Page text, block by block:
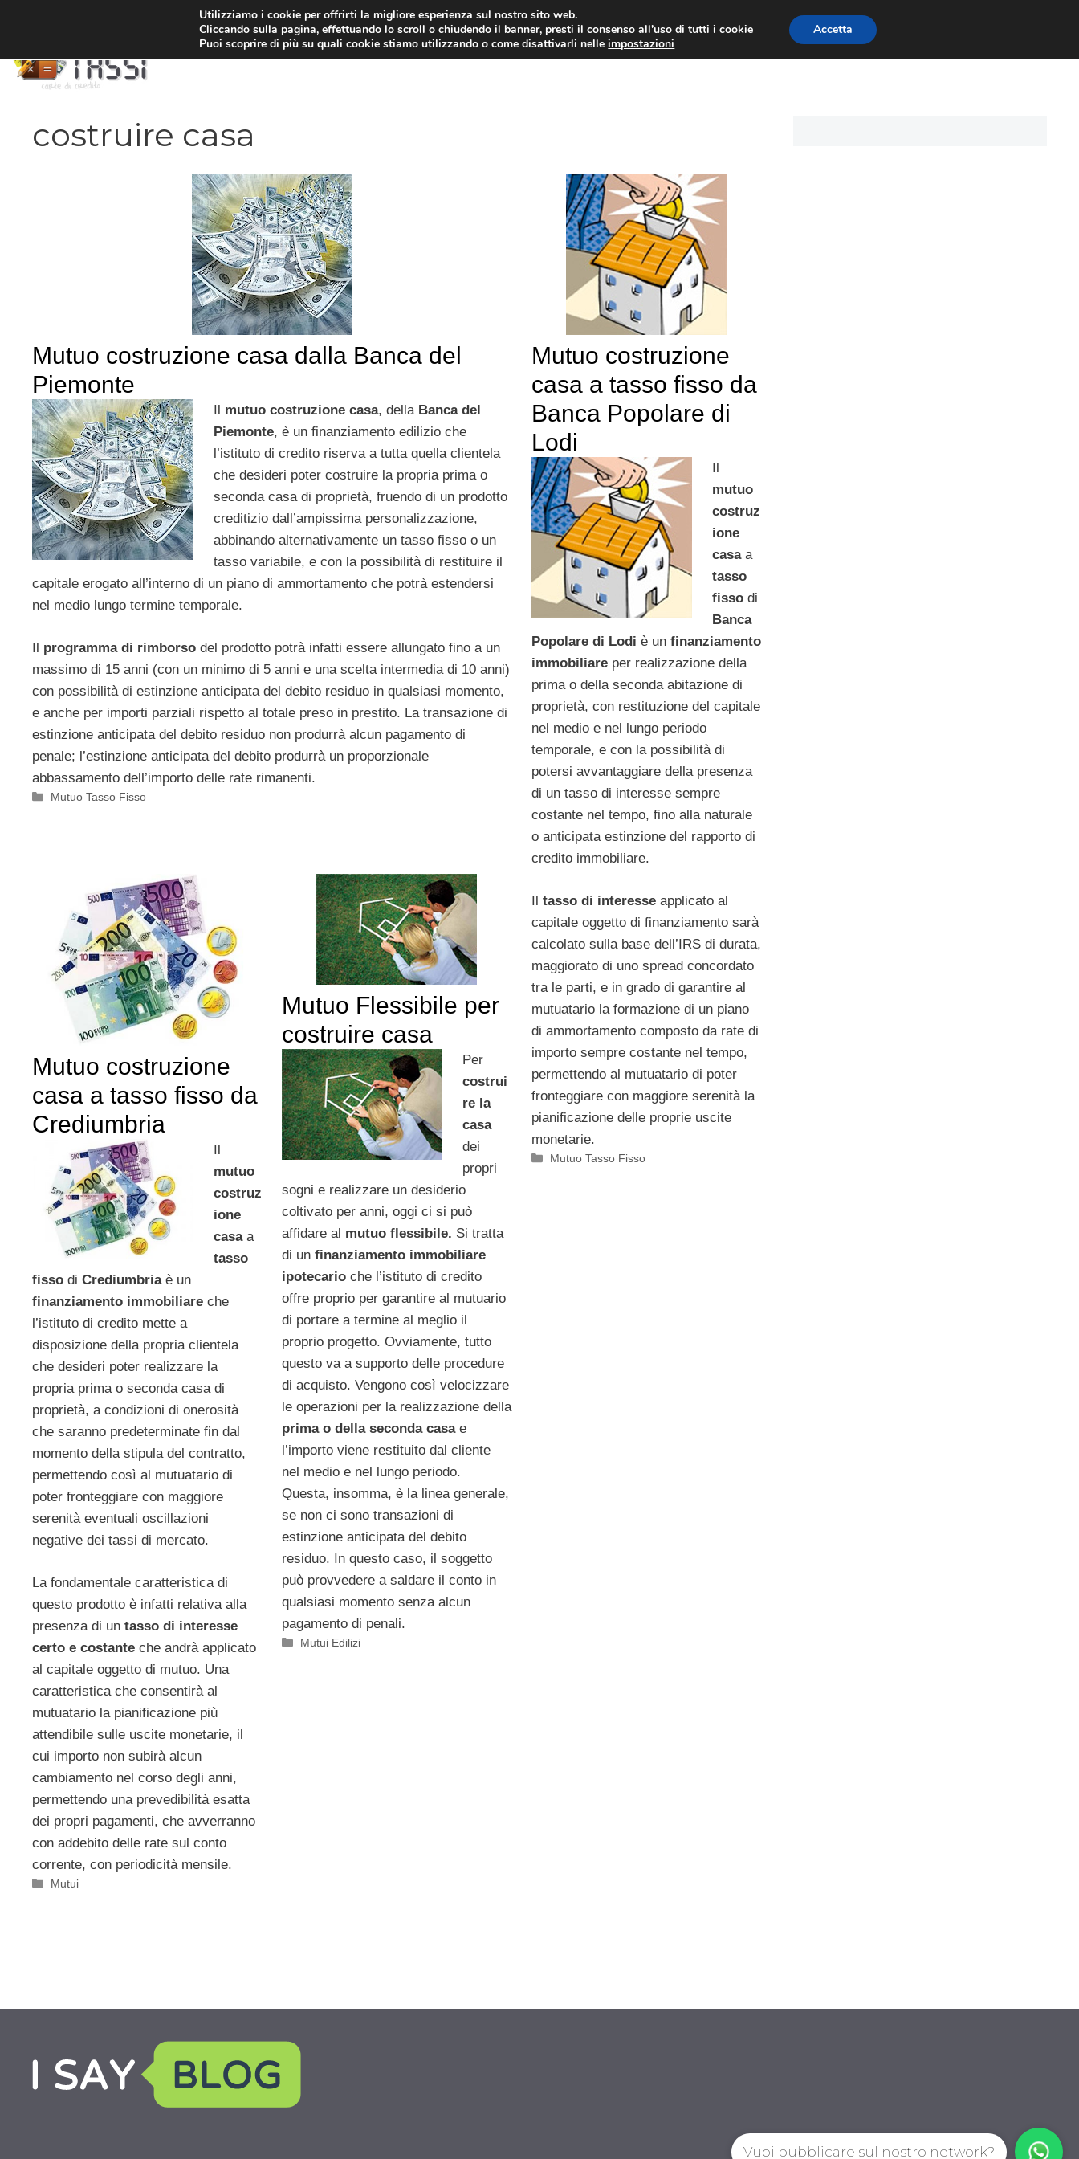
MUTUI PRIMA CASA PRESTITI PERSONALI
costruire casa
Mutuo costruzione casa dalla Banca del
Piemonte
mutuo costruzione casa, della Banca del
Piemonte, è un finanziamento edilizio che
l’istituto di credito riserva a tutta quella clientela
che desideri poter costruire la propria prima o
seconda casa di proprietà, fruendo di un prodotto
creditizio dall’ampissima personalizzazione,
abbinando alternativamente un tasso fisso o un
tasso variabile, e con la possibilità di restituire il
capitale erogato all’interno di un piano di ammortamento che potrà estendersi
nel medio lungo termine temporale.
Il programma di rimborso del prodotto potrà infatti essere allungato fino a un
massimo di 15 anni (con un minimo di 5 anni e una scelta intermedia di 10 anni)
con possibilità di estinzione anticipata del debito residuo in qualsiasi momento,
e anche per importi parziali rispetto al totale preso in prestito. La transazione di
estinzione anticipata del debito residuo non produrrà alcun pagamento di
penale; l’estinzione anticipata del debito produrrà un proporzionale
abbassamento dell’importo delle rate rimanenti.
Categorie
Mutuo Tasso Fisso
Mutuo costruzione
casa a tasso fisso da
Banca Popolare di
Lodi
mutuo
costruz
ione
casaa
tasso
fisso di
Banca
Popolare di Lodi è un finanziamento
immobiliareper realizzazione della
prima o della seconda abitazione di
proprietà, con restituzione del capitale
nel medio e nel lungo periodo
temporale, e con la possibilità di
potersi avvantaggiare della presenza
di un tasso di interesse sempre
costante nel tempo, fino alla naturale
o anticipata estinzione del rapporto di
credito immobiliare.
Il tasso di interesseapplicato al
capitale oggetto di finanziamento sarà
calcolato sulla base dell’IRS di durata,
maggiorato di uno spread concordato
tra le parti, e in grado di garantire al
mutuatario la formazione di un piano
di ammortamento composto da rate di
importo sempre costante nel tempo,
permettendo al mutuatario di poter
fronteggiare con maggiore serenità la
pianificazione delle proprie uscite
monetarie.
Categorie
Mutuo Tasso Fisso
Mutuo costruzione
casa a tasso fisso da
Crediumbria
mutuo
costruz
ione
casaa
tasso
fisso di Crediumbriaè un
finanziamento immobiliare che
l’istituto di credito mette a
disposizione della propria clientela
che desideri poter realizzare la
propria prima o seconda casa di
proprietà, a condizioni di onerosità
che saranno predeterminate fin dal
momento della stipula del contratto,
permettendo così al mutuatario di
poter fronteggiare con maggiore
serenità eventuali oscillazioni
negative dei tassi di mercato.
La fondamentale caratteristica di
questo prodotto è infatti relativa alla
presenza di un tasso di interesse
certo e costante che andrà applicato
al capitale oggetto di mutuo. Una
caratteristica che consentirà al
mutuatario la pianificazione più
attendibile sulle uscite monetarie, il
cui importo non subirà alcun
cambiamento nel corso degli anni,
permettendo una prevedibilità esatta
dei propri pagamenti, che avverranno
con addebito delle rate sul conto
corrente, con periodicità mensile.
Categorie
Mutui
Mutuo Flessibile per
costruire casa
Per
costrui
re la
casa
dei
propri
sogni e realizzare un desiderio
coltivato per anni, oggi ci si può
affidare al mutuo flessibile. Si tratta
di un finanziamento immobiliare
ipotecario che l’istituto di credito
offre proprio per garantire al mutuario
di portare a termine al meglio il
proprio progetto. Ovviamente, tutto
questo va a supporto delle procedure
di acquisto. Vengono così velocizzare
le operazioni per la realizzazione della
prima o della seconda casae
l’importo viene restituito dal cliente
nel medio e nel lungo periodo.
Questa, insomma, è la linea generale,
se non ci sono transazioni di
estinzione anticipata del debito
residuo. In questo caso, il soggetto
può provvedere a saldare il conto in
qualsiasi momento senza alcun
pagamento di penali.
Categorie
Mutui Edilizi
Utilizziamo i cookie per offrirti la migliore esperienza sul nostro sito web.
Cliccando sulla pagina, effettuando lo scroll o chiudendo il banner, presti il consenso all’uso di tutti i cookie
Puoi scoprire di più su quali cookie stiamo utilizzando o come disattivarli nelleimpostazioni
Accetta
Vuoi pubblicare sul nostro network?